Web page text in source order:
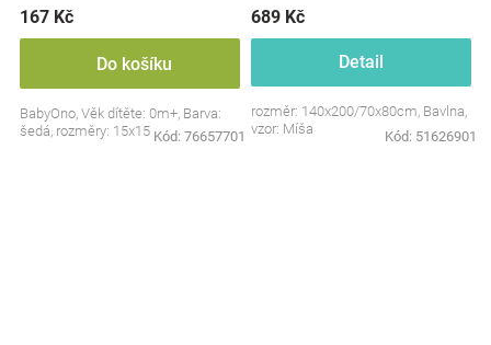
167 Kč
Do košíku
BabyOno, Věk dítěte: 0m+, Barva:
šedá, rozměry: 15x15 cm.
Kód: 76657701
689 Kč
Detail
rozměr: 140x200/70x80cm, Bavlna,
vzor: Míša
Kód: 51626901